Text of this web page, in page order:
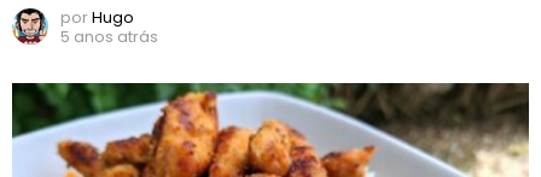
porHugo
5 anos atrás